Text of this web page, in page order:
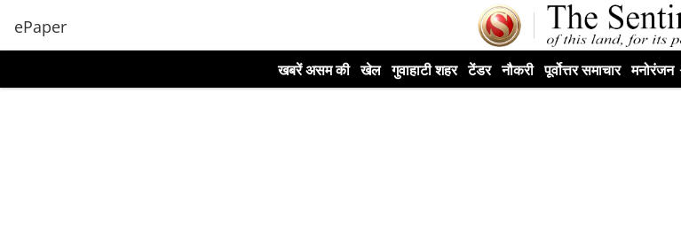
ePaper
खबरें असम की खेल गुवाहाटी शहर टेंडर नौकरी पूर्वोत्तर समाचार मनोरंजन